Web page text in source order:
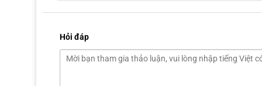
Xe sedan
Hỏi đáp